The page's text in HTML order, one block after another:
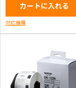
カートに入れる
対応機種